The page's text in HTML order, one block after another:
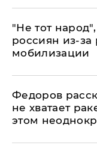
​"Не тот
россиян из-за
мобилизации
Федоров
не хватает
этом